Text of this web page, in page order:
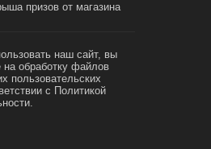
призов от магазина
наш сайт, вы
на обработку файлов
пользовательских
с Политикой